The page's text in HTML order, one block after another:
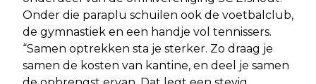
Onder die paraplu schuilen ook de voetbalclub,
de gymnastiek en een handje vol tennissers.
“Samen optrekken sta je sterker. Zo draag je
samen de kosten van kantine, en deel je samen